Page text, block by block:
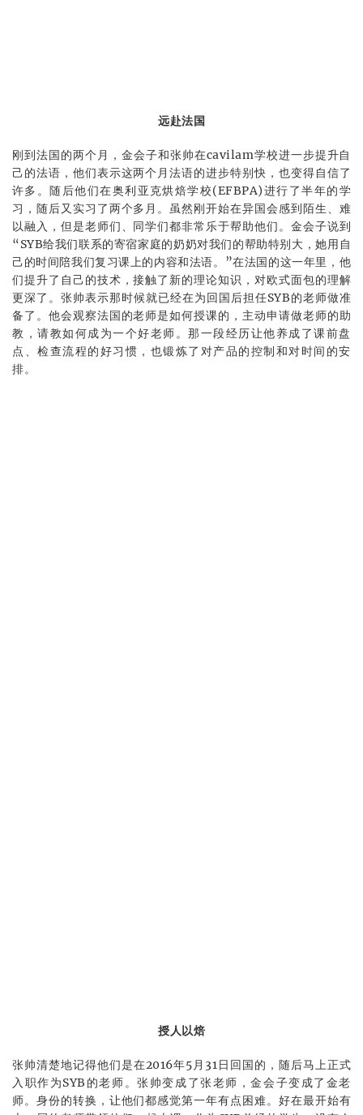
远赴法国
刚到法国的两个月，金会子和张帅在cavilam学校进一步提升自
己的法语，他们表示这两个月法语的进步特别快，也变得自信了
许多。随后他们在奥利亚克烘焙学校(EFBPA)进行了半年的学
习，随后又实习了两个多月。虽然刚开始在异国会感到陌生、难
以融入，但是老师们、同学们都非常乐于帮助他们。金会子说到
“SYB给我们联系的寄宿家庭的奶奶对我们的帮助特别大，她用自
己的时间陪我们复习课上的内容和法语。”在法国的这一年里，他
们提升了自己的技术，接触了新的理论知识，对欧式面包的理解
更深了。张帅表示那时候就已经在为回国后担任SYB的老师做准
备了。他会观察法国的老师是如何授课的，主动申请做老师的助
教，请教如何成为一个好老师。那一段经历让他养成了课前盘
点、检查流程的好习惯，也锻炼了对产品的控制和对时间的安
排。
授人以焙
张帅清楚地记得他们是在2016年5月31日回国的，随后马上正式
入职作为SYB的老师。张帅变成了张老师，金会子变成了金老
师。身份的转换，让他们都感觉第一年有点困难。好在最开始有